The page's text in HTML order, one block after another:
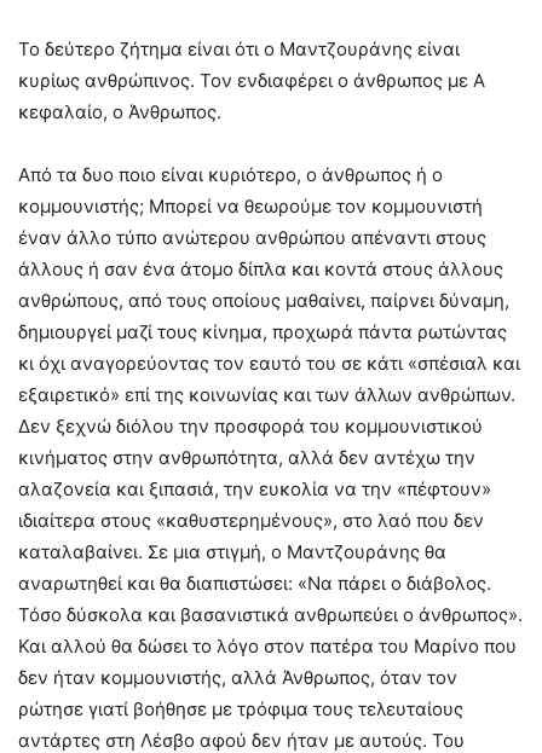
Το δεύτερο ζήτημα είναι ότι ο Μαντζουράνης είναι
κυρίως ανθρώπινος. Τον ενδιαφέρει ο άνθρωπος με Α
κεφαλαίο, ο Άνθρωπος.
Από τα δυο ποιο είναι κυριότερο, ο άνθρωπος ή ο
κομμουνιστής; Μπορεί να θεωρούμε τον κομμουνιστή
έναν άλλο τύπο ανώτερου ανθρώπου απέναντι στους
άλλους ή σαν ένα άτομο δίπλα και κοντά στους άλλους
ανθρώπους, από τους οποίους μαθαίνει, παίρνει δύναμη,
δημιουργεί μαζί τους κίνημα, προχωρά πάντα ρωτώντας
κι όχι αναγορεύοντας τον εαυτό του σε κάτι «σπέσιαλ και
εξαιρετικό» επί της κοινωνίας και των άλλων ανθρώπων.
Δεν ξεχνώ διόλου την προσφορά του κομμουνιστικού
κινήματος στην ανθρωπότητα, αλλά δεν αντέχω την
αλαζονεία και ξιπασιά, την ευκολία να την «πέφτουν»
ιδιαίτερα στους «καθυστερημένους», στο λαό που δεν
καταλαβαίνει. Σε μια στιγμή, ο Μαντζουράνης θα
αναρωτηθεί και θα διαπιστώσει: «Να πάρει ο διάβολος.
Τόσο δύσκολα και βασανιστικά ανθρωπεύει ο άνθρωπος».
Και αλλού θα δώσει το λόγο στον πατέρα του Μαρίνο που
δεν ήταν κομμουνιστής, αλλά Άνθρωπος, όταν τον
ρώτησε γιατί βοήθησε με τρόφιμα τους τελευταίους
αντάρτες στη Λέσβο αφού δεν ήταν με αυτούς. Του